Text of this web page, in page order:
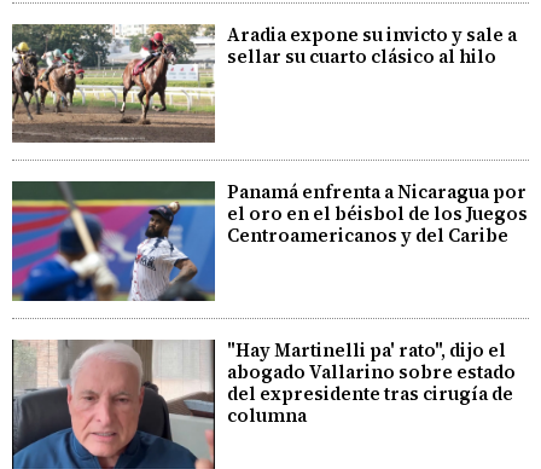
Aradia expone su invicto y sale a
sellar su cuarto clásico al hilo
Panamá enfrenta a Nicaragua por
el oro en el béisbol de los Juegos
Centroamericanos y del Caribe
"Hay Martinelli pa' rato", dijo el
abogado Vallarino sobre estado
del expresidente tras cirugía de
columna